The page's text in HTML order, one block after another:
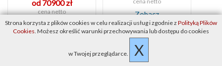
od 70900 zł
cena netto
Zobacz
Zobacz
Strona korzysta z plików cookies w celu realizacji usług i zgodnie z Polityką Plików
Cookies. Możesz określić warunki przechowywania lub dostępu do cookies
w Twojej przeglądarce. X